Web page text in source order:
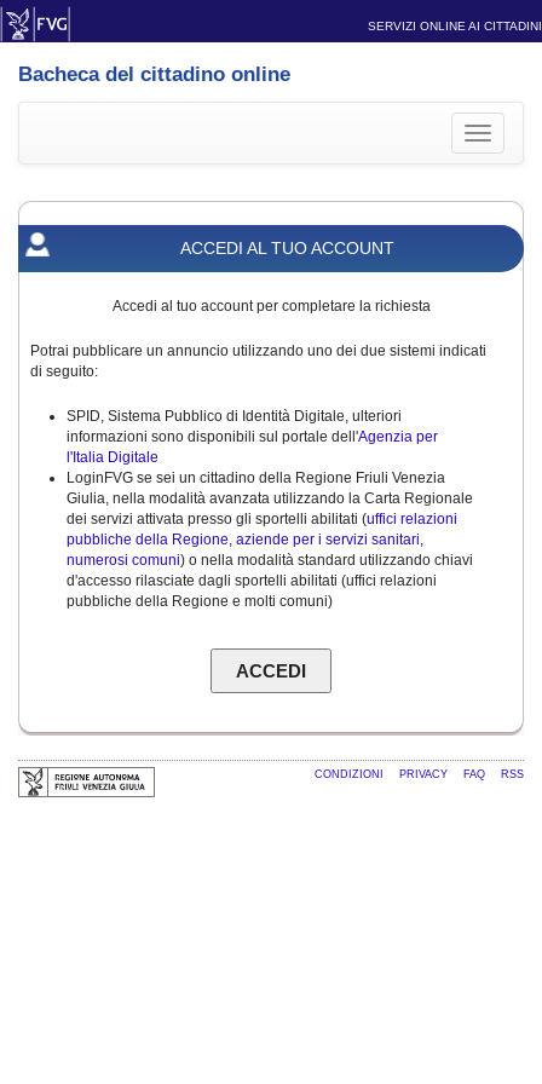
SERVIZI ONLINE AI CITTADINI
Bacheca del cittadino online
Toggle
ACCEDI AL TUO ACCOUNT
Accedi al tuo account per completare la richiesta
Potrai pubblicare un annuncio utilizzando uno dei due sistemi indicati
di seguito:
SPID, Sistema Pubblico di Identità Digitale, ulteriori
informazioni sono disponibili sul portale dell'Agenzia per
l'Italia Digitale
LoginFVG se sei un cittadino della Regione Friuli Venezia
Giulia, nella modalità avanzata utilizzando la Carta Regionale
dei servizi attivata presso gli sportelli abilitati (uffici relazioni
pubbliche della Regione, aziende per i servizi sanitari,
numerosi comuni) o nella modalità standard utilizzando chiavi
d'accesso rilasciate dagli sportelli abilitati (uffici relazioni
pubbliche della Regione e molti comuni)
CONDIZIONI PRIVACY FAQ RSS